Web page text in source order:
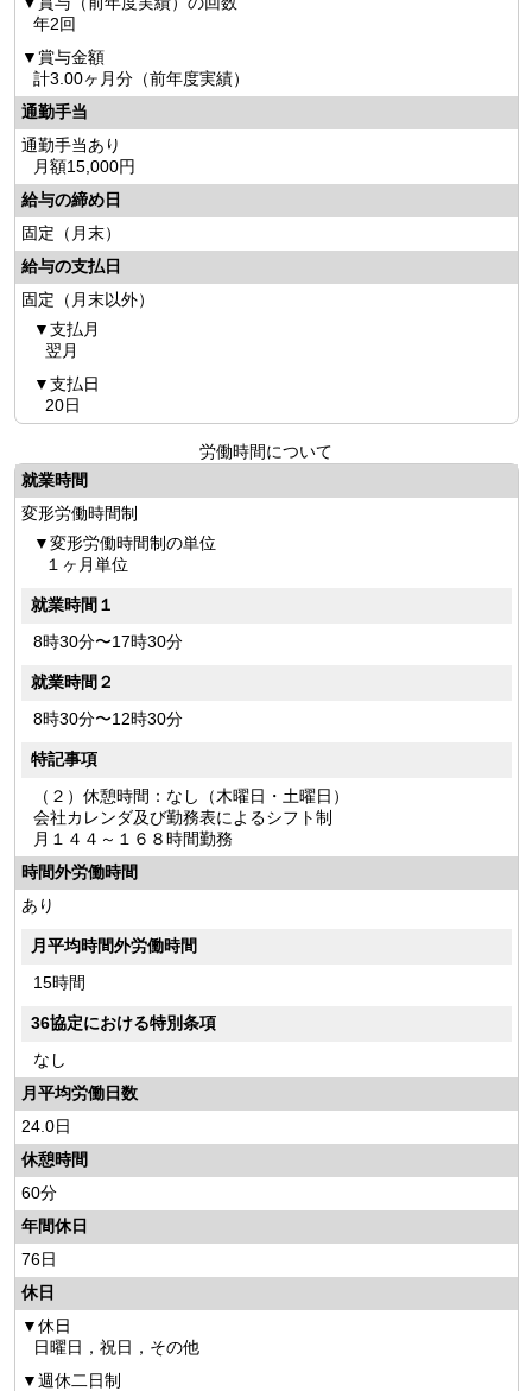
年2回
賞与金額
計3.00ヶ月分（前年度実績）
通勤手当
通勤手当あり
月額15,000円
給与の締め日
固定（月末）
給与の支払日
固定（月末以外）
支払月
翌月
支払日
20日
労働時間について
就業時間
変形労働時間制
変形労働時間制の単位
１ヶ月単位
就業時間１
8時30分〜17時30分
就業時間２
8時30分〜12時30分
特記事項
（２）休憩時間：なし（木曜日・土曜日）
会社カレンダ及び勤務表によるシフト制
月１４４～１６８時間勤務
時間外労働時間
あり
月平均時間外労働時間
15時間
36協定における特別条項
なし
月平均労働日数
24.0日
休憩時間
60分
年間休日
76日
休日
休日
日曜日，祝日，その他
週休二日制